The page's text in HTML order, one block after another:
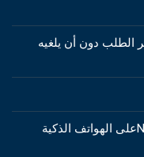
الطلب دون أن يلغيه
كاسبرسكي تكشف عن ارتفاع هجماتNFCعلى الهواتف الذكية